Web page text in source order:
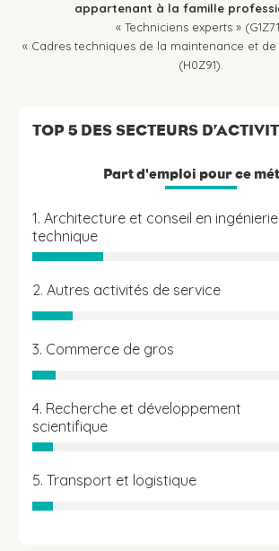
appartenant à la famille
« Techniciens experts »
« Cadres techniques de la maintenance et
(H0Z91).
TOP 5 DES SECTEURS
Part d'emploi pour ce
1. Architecture et conseil en ingénierie
technique
2. Autres activités de service
3. Commerce de gros
4. Recherche et développement
scientifique
5. Transport et logistique